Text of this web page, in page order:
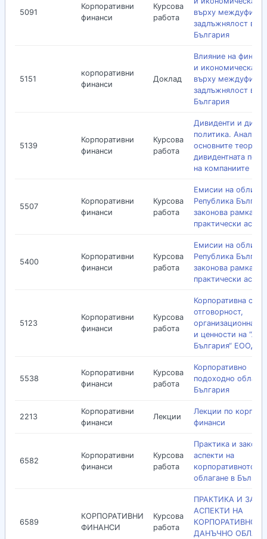
5091
Корпоративни
финанси
Курсова
работа
върху
задлъжнялост в
България
5151
корпоративни
финанси
Доклад
Влияние на
и икономическата
върху
задлъжнялост в
България
5139
Корпоративни
финанси
Курсова
работа
Дивиденти и
политика. Анализ
основните теории
дивидентната
на компаниите
5507
Корпоративни
финанси
Курсова
работа
Емисии на
Република
законова рамка и
практически
5400
Корпоративни
финанси
Курсова
работа
Емисии на
Република
законова рамка и
практически
5123
Корпоративни
финанси
Курсова
работа
Корпоративна
отговорност,
oрганизационна
и ценности на
България“ ЕООД
5538
Корпоративни
финанси
Курсова
работа
Корпоративно
подоходно
България
2213
Корпоративни
финанси
Лекции
Лекции по
финанси
6582
Корпоративни
финанси
Курсова
работа
Практика и
аспекти на
корпоративното
облагане в
6589
КОРПОРАТИВНИ
ФИНАНСИ
Курсова
работа
ПРАКТИКА И
АСПЕКТИ НА
КОРПОРАТИВНОТО
ДАНЪЧНО